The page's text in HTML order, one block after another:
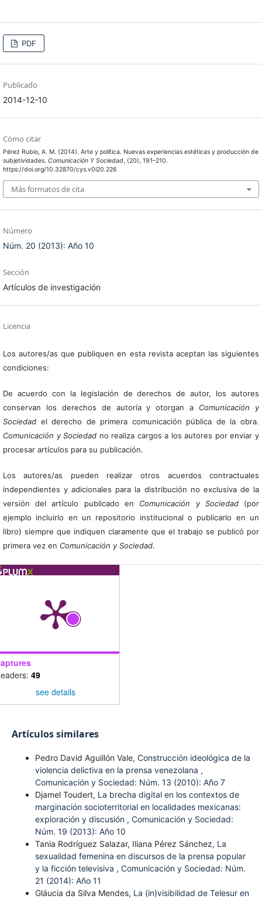
PDF
Publicado
2014-12-10
Cómo citar
Pérez Rubio, A. M. (2014). Arte y política. Nuevas experiencias estéticas y producción de
subjetividades. Comunicación Y Sociedad, (20), 191–210.
https://doi.org/10.32870/cys.v0i20.226
Más formatos de cita
Número
Núm. 20 (2013): Año 10
Sección
Artículos de investigación
Licencia
Los autores/as que publiquen en esta revista aceptan las siguientes
condiciones:
De acuerdo con la legislación de derechos de autor, los autores
conservan los derechos de autoría y otorgan a Comunicación y
Sociedadel derecho de primera comunicación pública de la obra.
Comunicación y Sociedad no realiza cargos a los autores por enviar y
procesar artículos para su publicación.
Los autores/as pueden realizar otros acuerdos contractuales
independientes y adicionales para la distribución no exclusiva de la
versión del artículo publicado en Comunicación y Sociedad(por
ejemplo incluirlo en un repositorio institucional o publicarlo en un
libro) siempre que indiquen claramente que el trabajo se publicó por
primera vez en Comunicación y Sociedad.
49
see details
Artículos similares
Pedro David Aguillón Vale, Construcción ideológica de la
violencia delictiva en la prensa venezolana ,
Comunicación y Sociedad: Núm. 13 (2010): Año 7
Djamel Toudert, La brecha digital en los contextos de
marginación socioterritorial en localidades mexicanas:
exploración y discusión , Comunicación y Sociedad:
Núm. 19 (2013): Año 10
Tania Rodríguez Salazar, Iliana Pérez Sánchez, La
sexualidad femenina en discursos de la prensa popular
y la ficción televisiva , Comunicación y Sociedad: Núm.
21 (2014): Año 11
Gláucia da Silva Mendes, La (in)visibilidad de Telesur en